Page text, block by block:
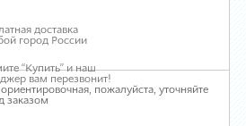
доставка
город России
“Купить” и наш
вам перезвонит!
пожалуйста, уточняйте
заказом